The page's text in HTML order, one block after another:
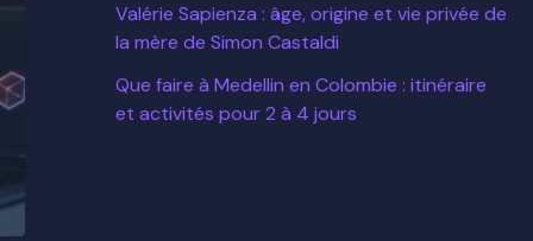
Valérie Sapienza : âge, origine et vie privée de
la mère de Simon Castaldi
Que faire à Medellin en Colombie : itinéraire
et activités pour 2 à 4 jours